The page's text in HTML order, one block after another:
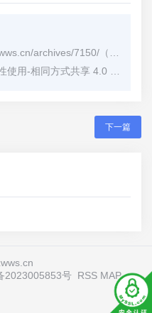
archives/7150/ （转载时请注明本文出处及文章链接）
方式共享 4.0 国际 (CC BY-NC-SA 4.0)
下一篇
2023005853号 RSS MAP